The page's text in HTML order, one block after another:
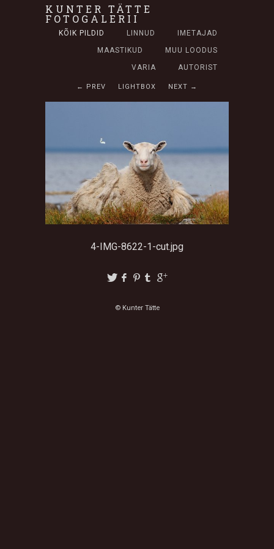
KUNTER TÄTTE
FOTOGALERII
KÕIK PILDID LINNUD
IMETAJAD
MAASTIKUD
MUU LOODUS
VARIA
AUTORIST
← PREV LIGHTBOX NEXT →
4-IMG-8622-1-cut.jpg
© Kunter Tätte